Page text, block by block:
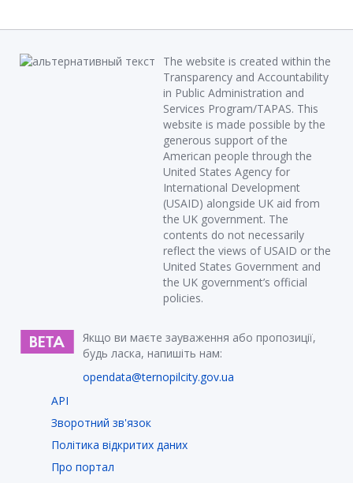
The website is created within the
Transparency and Accountability
in Public Administration and
Services Program/TAPAS. This
website is made possible by the
generous support of the
American people through the
United States Agency for
International Development
(USAID) alongside UK aid from
the UK government. The
contents do not necessarily
reflect the views of USAID or the
United States Government and
the UK government’s official
policies.
Якщо ви маєте зауваження або пропозиції,
будь ласка, напишіть нам:
opendata@ternopilcity.gov.ua
API
Зворотний зв'язок
Політика відкритих даних
Про портал